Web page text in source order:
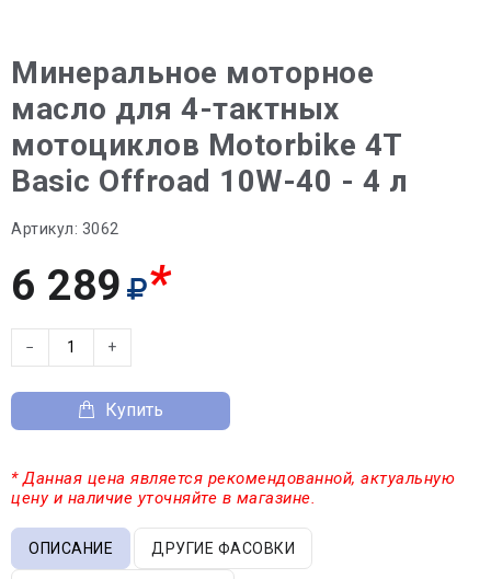
Минеральное моторное
масло для 4-тактных
мотоциклов Motorbike 4T
Basic Offroad 10W-40 - 4 л
Артикул: 3062
6 289 *
− +
Купить
* Данная цена является рекомендованной, актуальную
цену и наличие уточняйте в магазине.
ОПИСАНИЕ ДРУГИЕ ФАСОВКИ